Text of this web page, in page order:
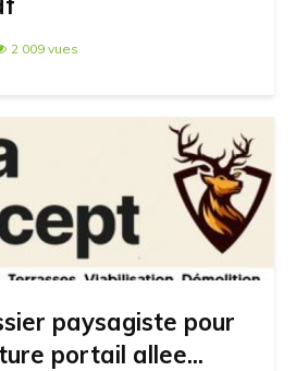
2 009 vues
paysagiste pour
portail allee...